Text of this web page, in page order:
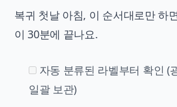
복귀 첫날 아침, 이 순서대로만 하
이 30분에 끝나요.
자동 분류된 라벨부터 확인 (
일괄 보관)